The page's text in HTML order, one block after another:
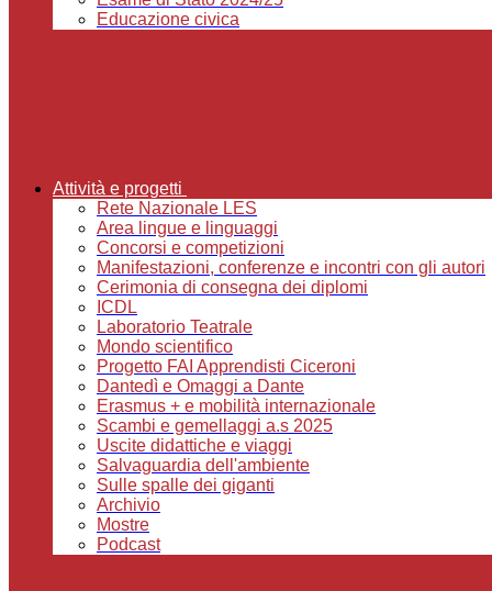
Educazione civica
Attività e progetti
Rete Nazionale LES
Area lingue e linguaggi
Concorsi e competizioni
Manifestazioni, conferenze e incontri con gli autori
Cerimonia di consegna dei diplomi
ICDL
Laboratorio Teatrale
Mondo scientifico
Progetto FAI Apprendisti Ciceroni
Dantedì e Omaggi a Dante
Erasmus + e mobilità internazionale
Scambi e gemellaggi a.s 2025
Uscite didattiche e viaggi
Salvaguardia dell'ambiente
Sulle spalle dei giganti
Archivio
Mostre
Podcast